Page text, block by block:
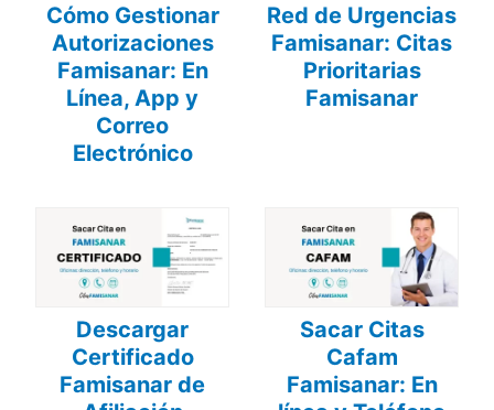
Cómo Gestionar
Autorizaciones
Famisanar: En
Línea, App y
Correo
Electrónico
Red de Urgencias
Famisanar: Citas
Prioritarias
Famisanar
Descargar
Certificado
Famisanar de
Sacar Citas
Cafam
Famisanar: En